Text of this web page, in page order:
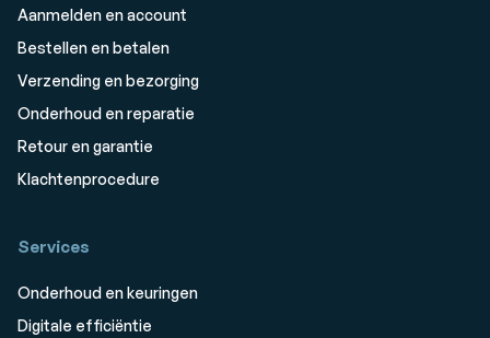
Aanmelden en account
Bestellen en betalen
Verzending en bezorging
Onderhoud en reparatie
Retour en garantie
Klachtenprocedure
Services
Onderhoud en keuringen
Digitale efficiëntie